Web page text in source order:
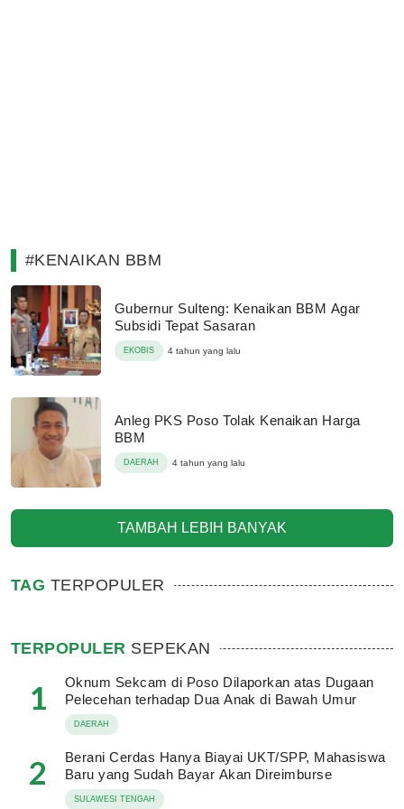
#KENAIKAN BBM
Gubernur Sulteng: Kenaikan BBM Agar
Subsidi Tepat Sasaran
EKOBIS 4 tahun yang lalu
Anleg PKS Poso Tolak Kenaikan Harga
BBM
DAERAH 4 tahun yang lalu
TAMBAH LEBIH BANYAK
TAG TERPOPULER
TERPOPULER SEPEKAN
1
Oknum Sekcam di Poso Dilaporkan atas Dugaan
Pelecehan terhadap Dua Anak di Bawah Umur
DAERAH
2
Berani Cerdas Hanya Biayai UKT/SPP, Mahasiswa
Baru yang Sudah Bayar Akan Direimburse
SULAWESI TENGAH